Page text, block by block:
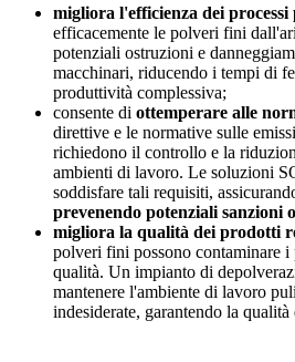
migliora l'efficienza dei
efficacemente le polveri fini
potenziali ostruzioni e
macchinari, riducendo i tempi di
produttività complessiva;
consente di ottemperare alle
direttive e le normative sulle
richiedono il controllo e la
ambienti di lavoro. Le soluzioni
soddisfare tali requisiti,
prevenendo potenziali sanzioni
migliora la qualità dei prodotti
polveri fini possono contaminare
qualità. Un impianto di
mantenere l'ambiente di lavoro
indesiderate, garantendo la